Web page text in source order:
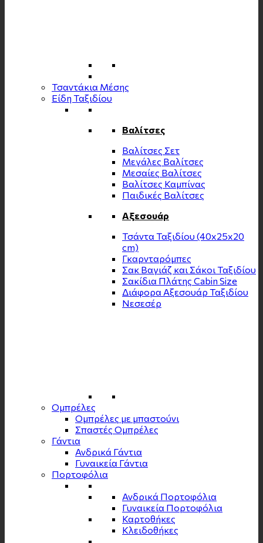
Τσαντάκια Μέσης
Είδη Ταξιδίου
Βαλίτσες
Βαλίτσες Σετ
Μεγάλες Βαλίτσες
Μεσαίες Βαλίτσες
Βαλίτσες Καμπίνας
Παιδικές Βαλίτσες
Αξεσουάρ
Τσάντα Ταξιδίου (40x25x20
cm)
Γκαρνταρόμπες
Σακ Βαγιάζ και Σάκοι Ταξιδίου
Σακίδια Πλάτης Cabin Size
Διάφορα Αξεσουάρ Ταξιδίου
Νεσεσέρ
Ομπρέλες
Ομπρέλες με μπαστούνι
Σπαστές Ομπρέλες
Γάντια
Ανδρικά Γάντια
Γυναικεία Γάντια
Πορτοφόλια
Ανδρικά Πορτοφόλια
Γυναικεία Πορτοφόλια
Καρτοθήκες
Κλειδοθήκες